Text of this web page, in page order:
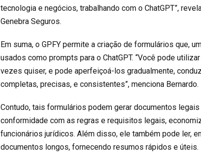
tecnologia e negócios, trabalhando com o ChatGPT”,
Genebra Seguros.
Em suma, o GPFY permite a criação de formulários que,
usados como prompts para o ChatGPT. “Você pode
vezes quiser, e pode aperfeiçoá-los gradualmente,
completas, precisas, e consistentes”, menciona Bernardo.
Contudo, tais formulários podem gerar documentos
conformidade com as regras e requisitos legais,
funcionários jurídicos. Além disso, ele também pode ler,
documentos longos, fornecendo resumos rápidos e úteis.